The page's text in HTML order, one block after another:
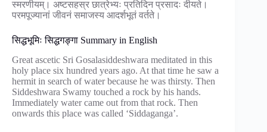
स्मरणीयम्। अष्टसहस्र छात्रेभ्यः प्रतिदिन प्रसादः दीयते।
परमपूज्यानां जीवनं समाजस्य आदर्शभूतं वर्तते।
सिद्धभूमिः सिद्धगङ्गा Summary in English
Great ascetic Sri Gosalasiddeshwara meditated in this
holy place six hundred years ago. At that time he saw a
hermit in search of water because he was thirsty. Then
Siddeshwara Swamy touched a rock by his hands.
Immediately water came out from that rock. Then
onwards this place was called ‘Siddaganga’.